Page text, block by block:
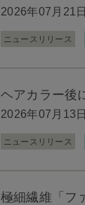
2026年07月21日
ニュースリリース
ヘアカラー後
2026年07月13日
ニュースリリース
極細繊維「フ